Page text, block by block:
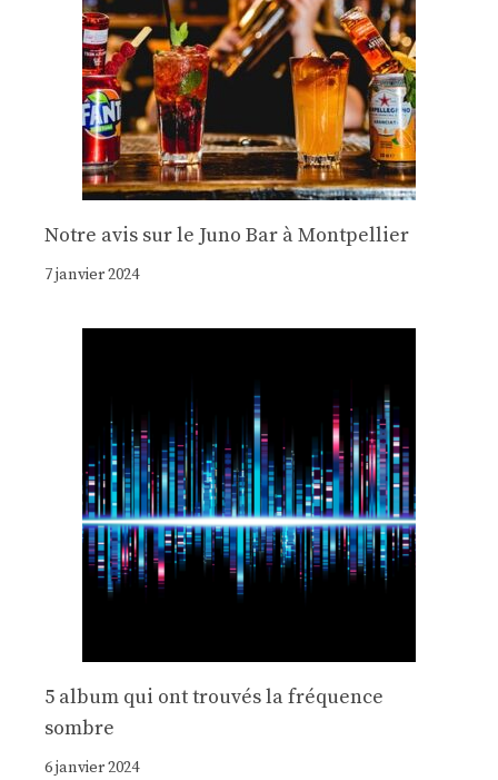
Notre avis sur le Juno Bar à Montpellier
7 janvier 2024
5 album qui ont trouvés la fréquence
sombre
6 janvier 2024